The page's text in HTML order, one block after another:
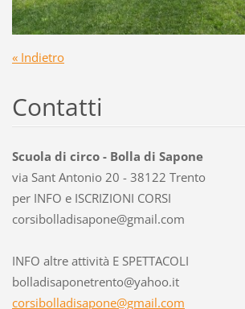
« Indietro
Contatti
Scuola di circo - Bolla di Sapone
via Sant Antonio 20 - 38122 Trento
per INFO e ISCRIZIONI CORSI
corsibolladisapone@gmail.com
INFO altre attività E SPETTACOLI
bolladisaponetrento@yahoo.it
corsibolladisapone@gmail.com